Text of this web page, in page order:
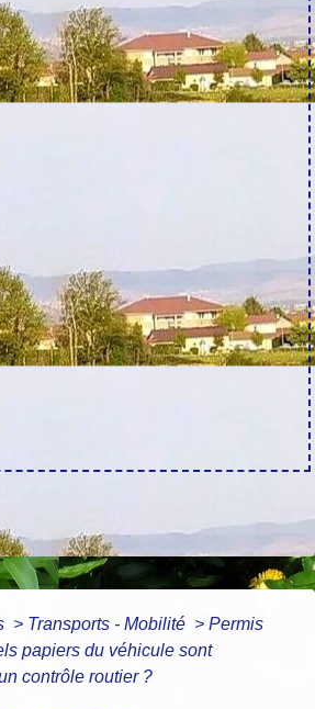
> Transports - Mobilité > Permis
papiers du véhicule sont
contrôle routier ?